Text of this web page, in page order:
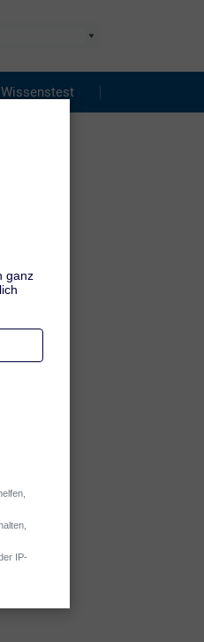
Wissenstest